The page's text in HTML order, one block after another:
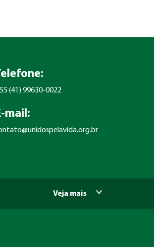
(41) 99630-0022
mail:
Veja mais